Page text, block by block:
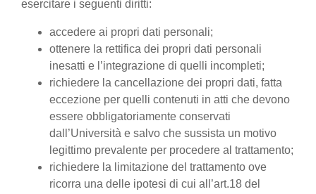
esercitare i seguenti diritti:
accedere ai propri dati personali;
ottenere la rettifica dei propri dati personali
inesatti e l’integrazione di quelli incompleti;
richiedere la cancellazione dei propri dati, fatta
eccezione per quelli contenuti in atti che devono
essere obbligatoriamente conservati
dall’Università e salvo che sussista un motivo
legittimo prevalente per procedere al trattamento;
richiedere la limitazione del trattamento ove
ricorra una delle ipotesi di cui all’art.18 del